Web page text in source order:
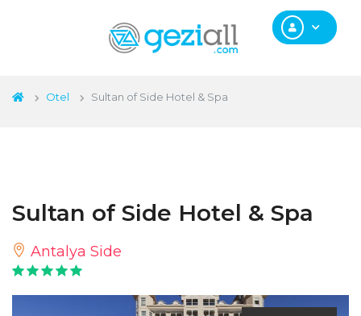
Otel Sultan of Side Hotel & Spa
Sultan of Side Hotel & Spa
Antalya Side